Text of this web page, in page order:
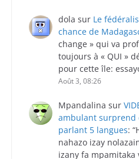
dola sur Le
chance de
change » qui va
toujours à « QUI »
pour cette île:
Août 3, 08:26
Mpandalina sur
ambulant surprend
parlant 5 langues: “
nahazo izay
izany fa